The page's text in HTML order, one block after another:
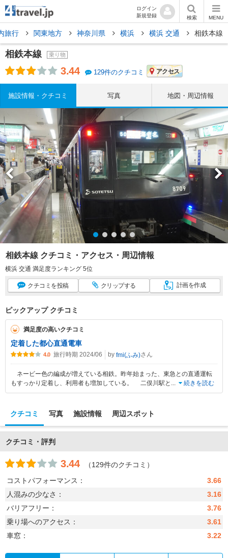
ログイン
新規登録
検索 MENU
旅行 関東地方 神奈川県 横浜 横浜 交通 相鉄本線
相鉄本線 乗り物
3.44 129件のクチコミ アクセス
施設情報・クチコミ 写真 地図・周辺情報
相鉄本線 クチコミ・アクセス・周辺情報
横浜 交通 満足度ランキング 5位
クチコミ を投稿 クリップする 計画を作成
ピックアップ クチコミ
満足度の高いクチコミ
定着した都心直通電車
4.0 旅行時期 2024/06 by fmi(ふみ)さん
ネービー色の編成が増えている相鉄。昨年始まった、東急との直通運転
もすっかり定着し、利用者も増加している。 二俣川駅と ... 続きを読む
クチコミ 写真 施設情報 周辺スポット
クチコミ・評判
3.44
（129件のクチコミ）
コストパフォーマンス：
3.66
人混みの少なさ：
3.16
バリアフリー：
3.76
乗り場へのアクセス：
3.61
車窓：
3.22